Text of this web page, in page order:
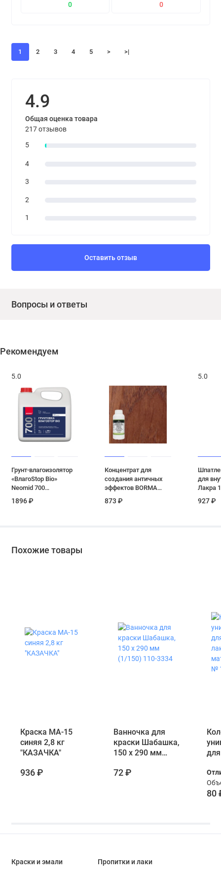
0 0
1 2 3 4 5 > >|
4.9
Общая оценка товара
217 отзывов
5
4
3
2
1
Оставить отзыв
Вопросы и ответы
Рекомендуем
5.0
Грунт-влагоизолятор
«ВлагоStop Bio»
Neomid 700
1896 ₽
Концентрат для
создания античных
эффектов BORMA
(закат) 0.1 кг
873 ₽
5.0
для
Лакра
927 ₽
Похожие товары
Краска МА-15
синяя 2,8 кг
"КАЗАЧКА"
936 ₽
Ванночка для
краски Шабашка,
150 x 290 мм
72 ₽
для
№
80
Краски и эмали Пропитки и лаки